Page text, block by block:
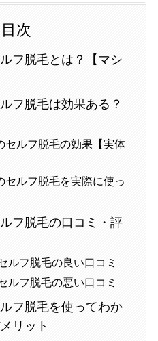
目次
フ脱毛とは？【マシ
フ脱毛は効果ある？
セルフ脱毛の効果【実体
セルフ脱毛を実際に使っ
フ脱毛の口コミ・評
ルフ脱毛の良い口コミ
ルフ脱毛の悪い口コミ
フ脱毛を使ってわか
リット